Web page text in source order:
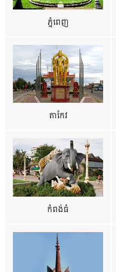
ភ្នំពេញ
តាកែវ
កំពង់ធំ